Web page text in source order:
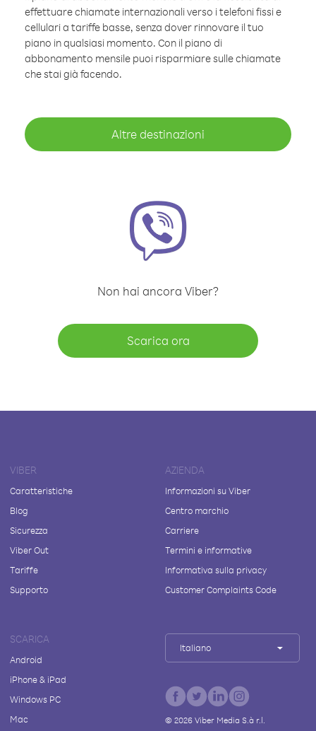
effettuare chiamate internazionali verso i telefoni fissi e
cellulari a tariffe basse, senza dover rinnovare il tuo
piano in qualsiasi momento. Con il piano di
abbonamento mensile puoi risparmiare sulle chiamate
che stai già facendo.
Altre destinazioni
Non hai ancora Viber?
Scarica ora
VIBER
Caratteristiche
Blog
Sicurezza
Viber Out
Tariffe
Supporto
AZIENDA
Informazioni su Viber
Centro marchio
Carriere
Termini e informative
Informativa sulla privacy
Customer Complaints Code
SCARICA
Android
iPhone & iPad
Windows PC
Mac
Italiano
© 2026Viber Media S.à r.l.